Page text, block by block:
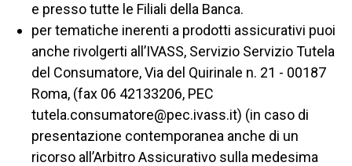
e presso tutte le Filiali della Banca.
per tematiche inerenti a prodotti assicurativi puoi
anche rivolgerti all’IVASS, Servizio Servizio Tutela
del Consumatore, Via del Quirinale n. 21 - 00187
Roma, (fax 06 42133206, PEC
tutela.consumatore@pec.ivass.it) (in caso di
presentazione contemporanea anche di un
ricorso all’Arbitro Assicurativo sulla medesima